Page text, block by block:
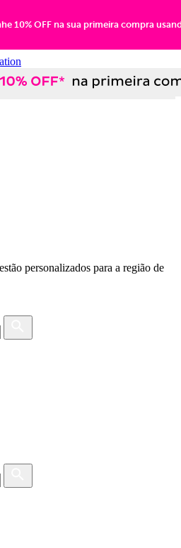
10% OFF na sua primeira compra
estão personalizados para a região de